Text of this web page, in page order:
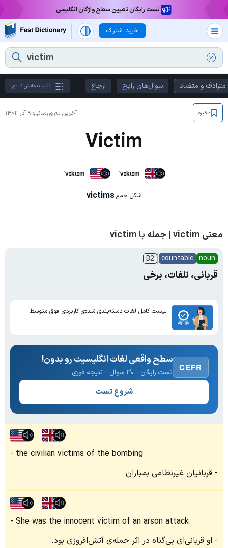
تست رایگان تعیین سطح واژگان انگلیسی
خرید اشتراک
مترادف و متضاد سوال‌های رایج ارجاع ترتیب نمایش نتایج
آخرین به‌روزرسانی: ۹ آذر ۱۴۰۲ ذخیره
Victim
ˈvɪktɪm ˈvɪktɪm
شکل جمع:victims
معنی victim | جمله با victim
noun
countable
B2
قربانی، تلفات، برخی
لیست کامل لغات دسته‌بندی شده‌ی کاربردی فوق متوسط
CEFR
سطح واقعی لغات انگلیسیت رو بدون!
تست رایگان · ۳۰ سوال · نتیجه فوری
شروع تست
the civilian victims of the bombing
قربانیان غیرنظامی بمباران
She was the innocent victim of an arson attack.
او قربانی‌ای بی‌گناه در اثر حمله‌ی آتش‌افروزی بود.